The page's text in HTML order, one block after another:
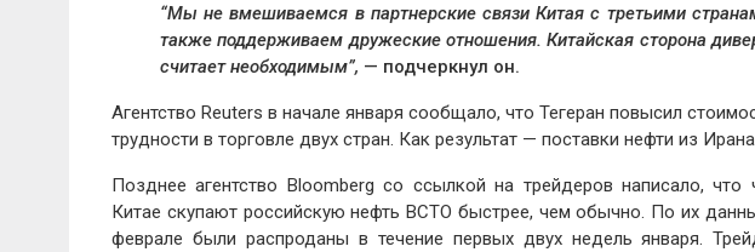
“Мы не вмешиваемся в партнерские связи Китая с третьими
также поддерживаем дружеские отношения. Китайская сторона
считает необходимым”, — подчеркнул он.
Агентство Reuters в начале января сообщало, что Тегеран повысил
трудности в торговле двух стран. Как результат — поставки нефти из
Позднее агентство Bloomberg со ссылкой на трейдеров написало,
Китае скупают российскую нефть ВСТО быстрее, чем обычно. По их
феврале были распроданы в течение первых двух недель января.